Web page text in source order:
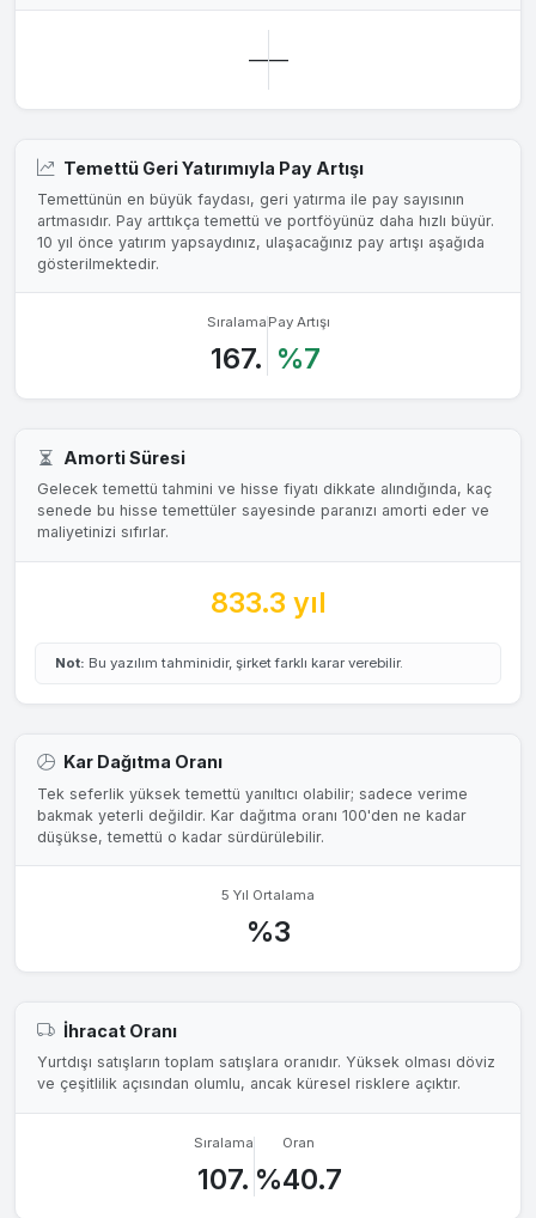
——
Temettü Geri Yatırımıyla Pay Artışı
Temettünün en büyük faydası, geri yatırma ile pay sayısının
artmasıdır. Pay arttıkça temettü ve portföyünüz daha hızlı büyür.
10 yıl önce yatırım yapsaydınız, ulaşacağınız pay artışı aşağıda
gösterilmektedir.
Sıralama
167.
Pay Artışı
%7
Amorti Süresi
Gelecek temettü tahmini ve hisse fiyatı dikkate alındığında, kaç
senede bu hisse temettüler sayesinde paranızı amorti eder ve
maliyetinizi sıfırlar.
833.3 yıl
Not: Bu yazılım tahminidir, şirket farklı karar verebilir.
Kar Dağıtma Oranı
Tek seferlik yüksek temettü yanıltıcı olabilir; sadece verime
bakmak yeterli değildir. Kar dağıtma oranı 100'den ne kadar
düşükse, temettü o kadar sürdürülebilir.
5 Yıl Ortalama
%3
İhracat Oranı
Yurtdışı satışların toplam satışlara oranıdır. Yüksek olması döviz
ve çeşitlilik açısından olumlu, ancak küresel risklere açıktır.
Sıralama
107.
Oran
%40.7